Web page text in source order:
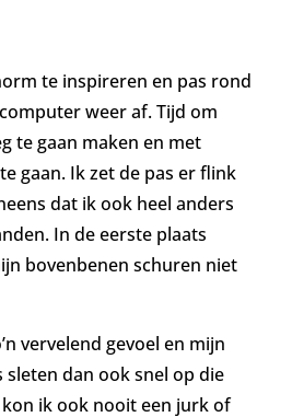
te inspireren en pas rond
weer af. Tijd om
te gaan maken en met
gaan. Ik zet de pas er flink
dat ik ook heel anders
In de eerste plaats
bovenbenen schuren niet
vervelend gevoel en mijn
sleten dan ook snel op die
ik ook nooit een jurk of